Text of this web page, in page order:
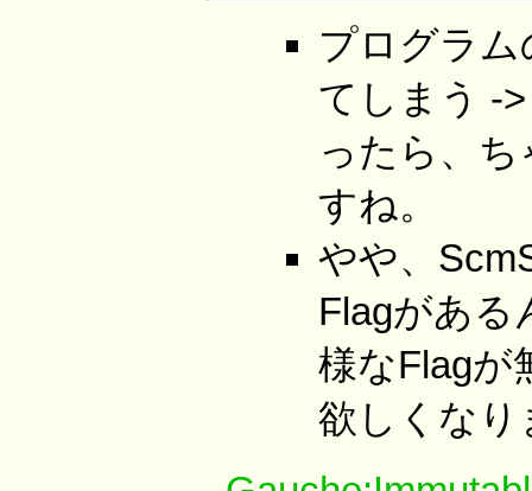
プログラ
てしまう -
ったら、
すね。
やや、
Flagがある
様なFlagが
欲しくなり